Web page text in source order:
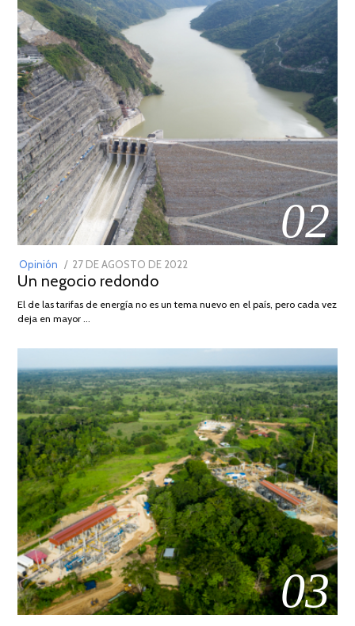
02
Opinión
POSTED
ON
27 DE AGOSTO DE 2022
DE
Un negocio redondo
El de las tarifas de energía no es un tema nuevo en el país, pero cada vez
deja en mayor …
03